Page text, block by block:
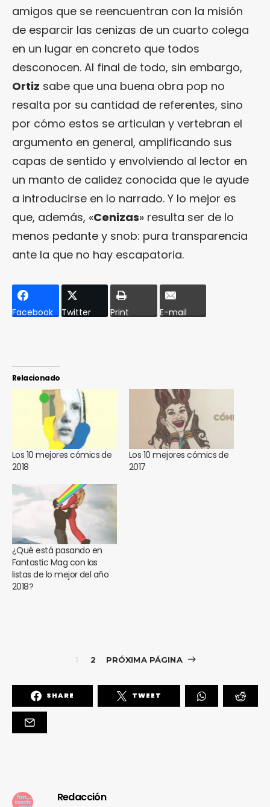
amigos que se reencuentran con la misión
de esparcir las cenizas de un cuarto colega
en un lugar en concreto que todos
desconocen. Al final de todo, sin embargo,
Ortiz sabe que una buena obra pop no
resalta por su cantidad de referentes, sino
por cómo estos se articulan y vertebran el
argumento en general, amplificando sus
capas de sentido y envolviendo al lector en
un manto de calidez conocida que le ayude
a introducirse en lo narrado. Y lo mejor es
que, además, «Cenizas» resulta ser de lo
menos pedante y snob: pura transparencia
ante la que no hay escapatoria.
Facebook Twitter Print E-mail
Relacionado
Los 10 mejores cómics de
2018
Los 10 mejores cómics de
2017
¿Qué está pasando en
Fantastic Mag con las
listas de lo mejor del año
2018?
1 2 PRÓXIMA PÁGINA
SHARE TWEET
Redacción